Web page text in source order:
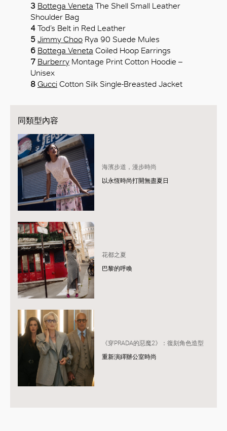
3 Bottega Veneta The Shell Small Leather
Shoulder Bag
4 Tod’s Belt in Red Leather
5 Jimmy Choo Rya 90 Suede Mules
6 Bottega Veneta Coiled Hoop Earrings
7 Burberry Montage Print Cotton Hoodie –
Unisex
8 Gucci Cotton Silk Single-Breasted Jacket
同類型內容
海濱步道，漫步時尚
以永恆時尚打開無盡夏日
花都之夏
巴黎的呼喚
《穿PRADA的惡魔2》：復刻角色造型
重新演繹辦公室時尚